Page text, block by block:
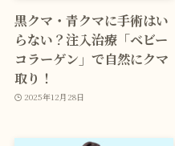
黒クマ・青クマに手術はい
らない？注入治療「ベビー
コラーゲン」で自然にクマ
取り！
2025年12月28日